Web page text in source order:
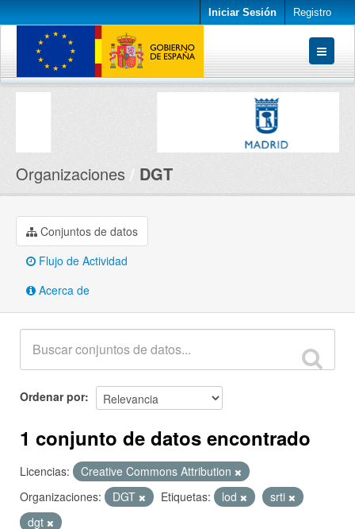
Iniciar Sesión Registro
Conjuntos de datos
Organizaciones DGT
Conjuntos de datos
Flujo de Actividad
Acerca de
Ordenar por
1 conjunto de datos encontrado
Licencias:
Creative Commons Attribution
Organizaciones:
DGT Etiquetas: lod
srti
dgt